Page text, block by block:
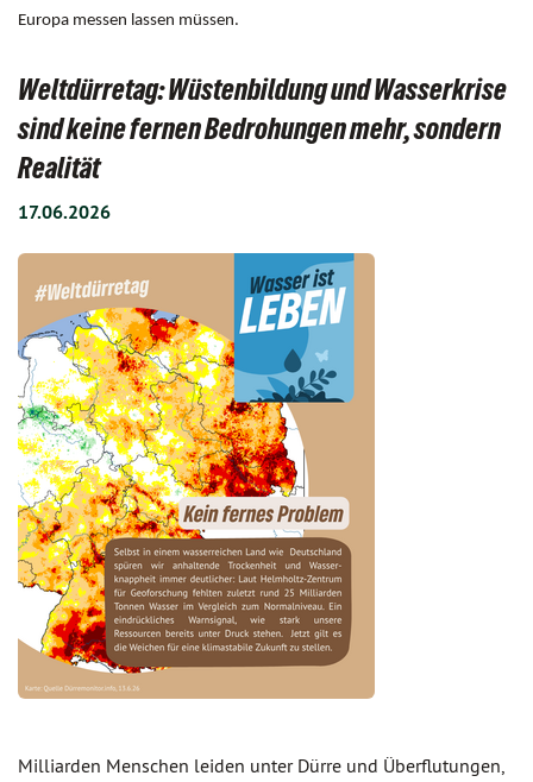
Europa messen lassen müssen.
Weltdürretag: Wüstenbildung und Wasserkrise
sind keine fernen Bedrohungen mehr, sondern
Realität
17.06.2026
Milliarden Menschen leiden unter Dürre und Überflutungen,